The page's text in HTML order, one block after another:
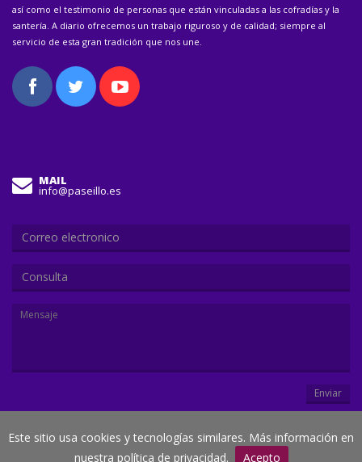
Este sitio usa cookies y tecnologías similares. Más información en
nuestra política de privacidad.
Acepto
así como el testimonio de personas que están vinculadas a las cofradías y la
santería. A diario ofrecemos un trabajo riguroso y de calidad; siempre al
servicio de esta gran tradición que nos une.
MAIL
info@paseillo.es
Consulta
Enviar
© Paseillo.es
Creado porDuegraffic